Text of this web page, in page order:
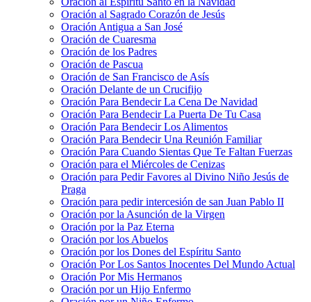
Oración al Sagrado Corazón de Jesús
Oración Antigua a San José
Oración de Cuaresma
Oración de los Padres
Oración de Pascua
Oración de San Francisco de Asís
Oración Delante de un Crucifijo
Oración Para Bendecir La Cena De Navidad
Oración Para Bendecir La Puerta De Tu Casa
Oración Para Bendecir Los Alimentos
Oración Para Bendecir Una Reunión Familiar
Oración Para Cuando Sientas Que Te Faltan Fuerzas
Oración para el Miércoles de Cenizas
Oración para Pedir Favores al Divino Niño Jesús de
Praga
Oración para pedir intercesión de san Juan Pablo II
Oración por la Asunción de la Virgen
Oración por la Paz Eterna
Oración por los Abuelos
Oración por los Dones del Espíritu Santo
Oración Por Los Santos Inocentes Del Mundo Actual
Oración Por Mis Hermanos
Oración por un Hijo Enfermo